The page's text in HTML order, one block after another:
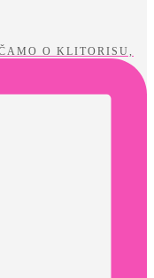
O KLITORISU,